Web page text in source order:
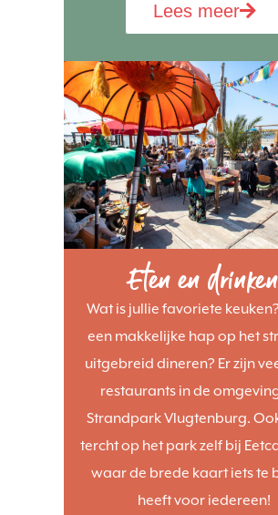
Lees meer
Eten en drinken
Wat is jullie favoriete
een makkelijke hap op het
uitgebreid dineren? Er zijn
restaurants in de
Strandpark Vlugtenburg.
tercht op het park zelf bij
waar de brede kaart iets te
heeft voor iedereen!